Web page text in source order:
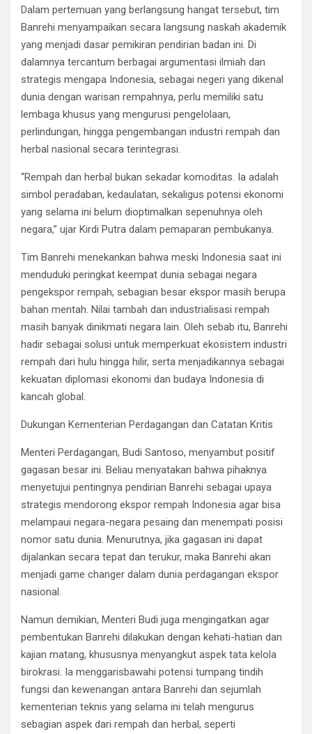
Dalam pertemuan yang berlangsung hangat tersebut, tim
Banrehi menyampaikan secara langsung naskah akademik
yang menjadi dasar pemikiran pendirian badan ini. Di
dalamnya tercantum berbagai argumentasi ilmiah dan
strategis mengapa Indonesia, sebagai negeri yang dikenal
dunia dengan warisan rempahnya, perlu memiliki satu
lembaga khusus yang mengurusi pengelolaan,
perlindungan, hingga pengembangan industri rempah dan
herbal nasional secara terintegrasi.
“Rempah dan herbal bukan sekadar komoditas. Ia adalah
simbol peradaban, kedaulatan, sekaligus potensi ekonomi
yang selama ini belum dioptimalkan sepenuhnya oleh
negara,” ujar Kirdi Putra dalam pemaparan pembukanya.
Tim Banrehi menekankan bahwa meski Indonesia saat ini
menduduki peringkat keempat dunia sebagai negara
pengekspor rempah, sebagian besar ekspor masih berupa
bahan mentah. Nilai tambah dan industrialisasi rempah
masih banyak dinikmati negara lain. Oleh sebab itu, Banrehi
hadir sebagai solusi untuk memperkuat ekosistem industri
rempah dari hulu hingga hilir, serta menjadikannya sebagai
kekuatan diplomasi ekonomi dan budaya Indonesia di
kancah global.
Dukungan Kementerian Perdagangan dan Catatan Kritis
Menteri Perdagangan, Budi Santoso, menyambut positif
gagasan besar ini. Beliau menyatakan bahwa pihaknya
menyetujui pentingnya pendirian Banrehi sebagai upaya
strategis mendorong ekspor rempah Indonesia agar bisa
melampaui negara-negara pesaing dan menempati posisi
nomor satu dunia. Menurutnya, jika gagasan ini dapat
dijalankan secara tepat dan terukur, maka Banrehi akan
menjadi game changer dalam dunia perdagangan ekspor
nasional.
Namun demikian, Menteri Budi juga mengingatkan agar
pembentukan Banrehi dilakukan dengan kehati-hatian dan
kajian matang, khususnya menyangkut aspek tata kelola
birokrasi. Ia menggarisbawahi potensi tumpang tindih
fungsi dan kewenangan antara Banrehi dan sejumlah
kementerian teknis yang selama ini telah mengurus
sebagian aspek dari rempah dan herbal, seperti